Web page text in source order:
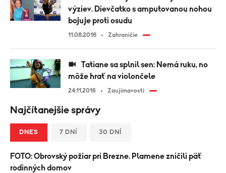
výziev. Dievčatko s amputovanou nohou
bojuje proti osudu
11.08.2018 Zahraničie
môže hrať na violončele
24.11.2016 Zaujímavosti
Najčítanejšie správy
DNES 7 DNÍ 30 DNÍ
FOTO: Obrovský požiar pri Brezne. Plamene zničili päť
rodinných domov